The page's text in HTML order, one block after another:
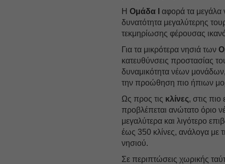
ΗΟμάδα Ι
αφορά τα μεγάλα
δυνατότητα μεγαλύτερης
τεκμηρίωσης φέρουσας
Για τα μικρότερα νησιά των
κατευθύνσεις προστασίας
δυναμικότητα νέων
την προώθηση πιο ήπιων
Ως προς τις κλίνες, στις πιο
προβλέπεται ανώτατο όριο
μεγαλύτερα και λιγότερο
έως 350 κλίνες, ανάλογα με
νησιού.
Σε περιπτώσεις χωρικής